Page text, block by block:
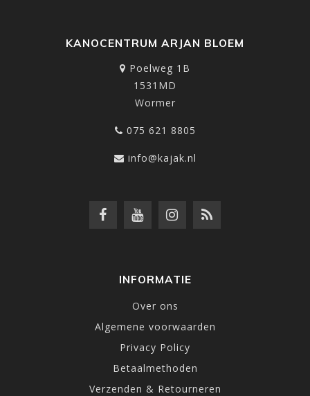
KANOCENTRUM ARJAN BLOEM
Poelweg 1B
1531MD
Wormer
075 621 8805
info@kajak.nl
INFORMATIE
Over ons
Algemene voorwaarden
Privacy Policy
Betaalmethoden
Verzenden & Retourneren